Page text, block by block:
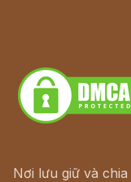
Nơi lưu giữ và